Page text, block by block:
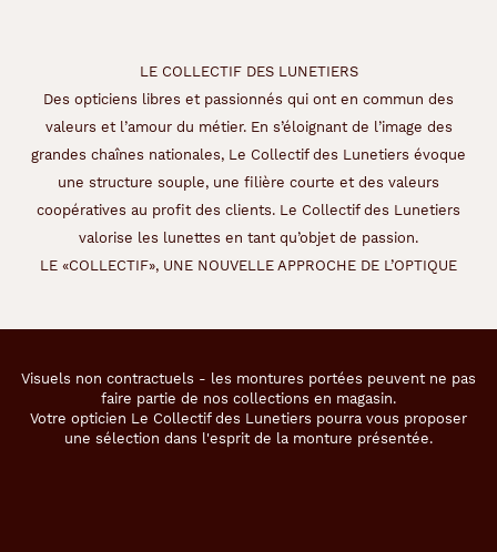
LE COLLECTIF DES LUNETIERS
Des opticiens libres et passionnés qui ont en commun des
valeurs et l’amour du métier. En s’éloignant de l’image des
grandes chaînes nationales, Le Collectif des Lunetiers évoque
une structure souple, une filière courte et des valeurs
coopératives au profit des clients. Le Collectif des Lunetiers
valorise les lunettes en tant qu’objet de passion.
LE «COLLECTIF», UNE NOUVELLE APPROCHE DE L’OPTIQUE
Visuels non contractuels - les montures portées peuvent ne pas
faire partie de nos collections en magasin.
Votre opticien Le Collectif des Lunetiers pourra vous proposer
une sélection dans l'esprit de la monture présentée.